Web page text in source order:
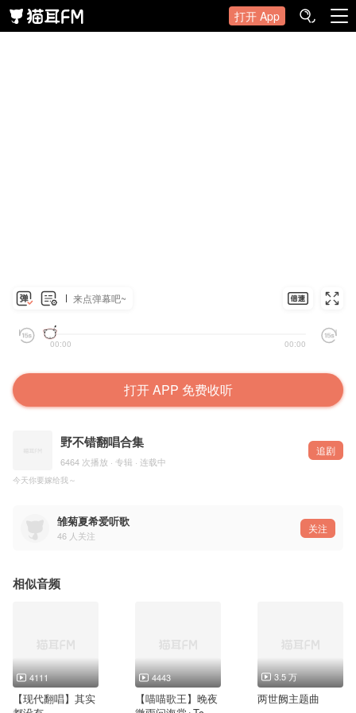
打开 App
来点弹幕吧~
00:00 00:00
打开 APP 免费收听
野不错翻唱合集
6464 次播放 · 专辑 · 连载中
追剧
今天你要嫁给我～
雏菊夏希爱听歌
46 人关注
关注
相似音频
4111
【现代翻唱】其实
4443
【喵喵歌王】晚夜
3.5 万
两世阙主题曲